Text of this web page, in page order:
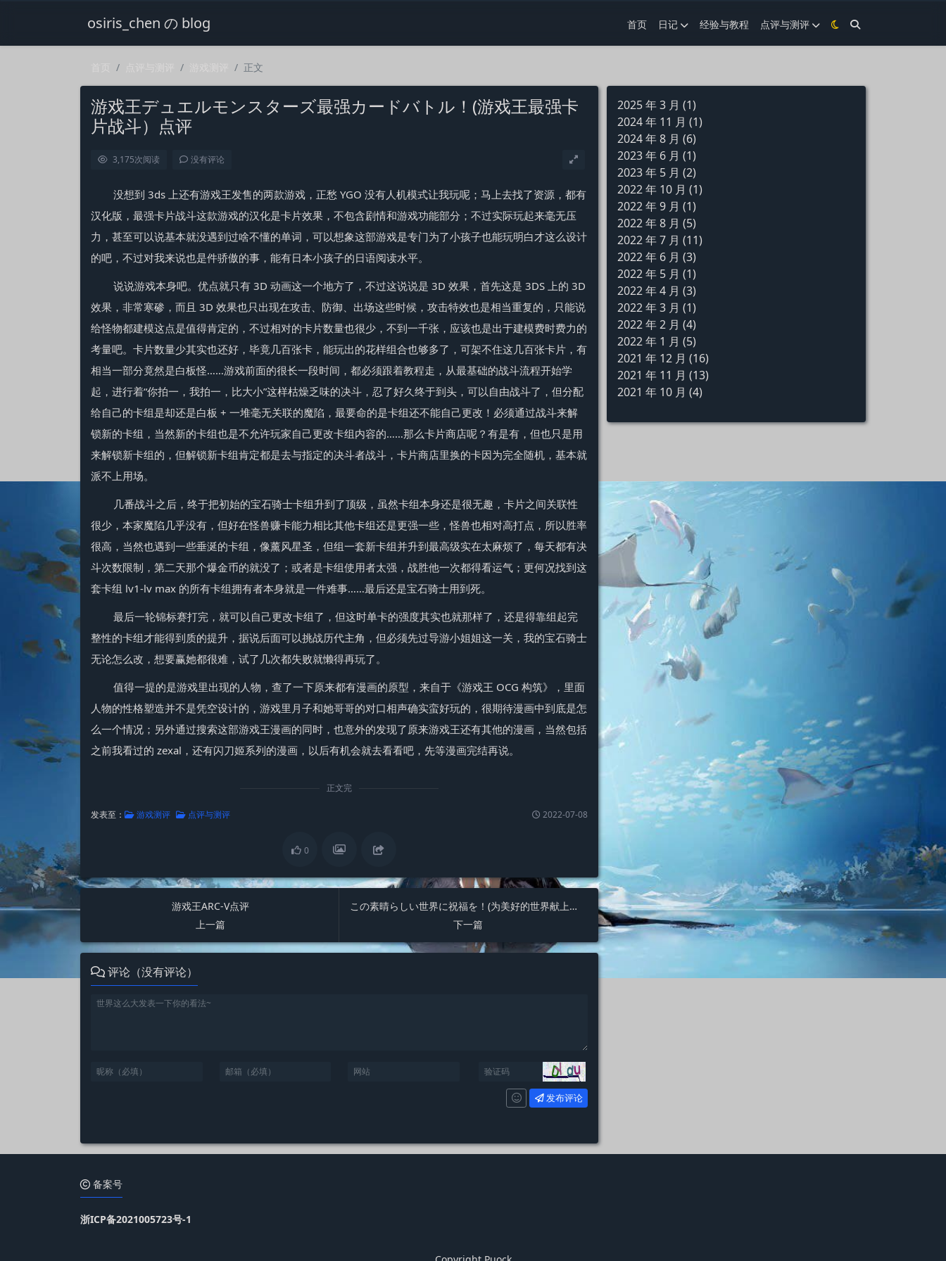
osiris_chen の blog 首页 日记 经验与教程 点评与测评
正文
游戏王デュエルモンスターズ最强カードバトル！(游戏王最强卡
片战斗）点评
3,175次阅读 没有评论
没想到 3ds 上还有游戏王发售的两款游戏，正愁 YGO 没有人机模式让我玩呢；马上去找了资源，都有
汉化版，最强卡片战斗这款游戏的汉化是卡片效果，不包含剧情和游戏功能部分；不过实际玩起来毫无压
力，甚至可以说基本就没遇到过啥不懂的单词，可以想象这部游戏是专门为了小孩子也能玩明白才这么设计
的吧，不过对我来说也是件骄傲的事，能有日本小孩子的日语阅读水平。
说说游戏本身吧。优点就只有 3D 动画这一个地方了，不过这说说是 3D 效果，首先这是 3DS 上的 3D
效果，非常寒碜，而且 3D 效果也只出现在攻击、防御、出场这些时候，攻击特效也是相当重复的，只能说
给怪物都建模这点是值得肯定的，不过相对的卡片数量也很少，不到一千张，应该也是出于建模费时费力的
考量吧。卡片数量少其实也还好，毕竟几百张卡，能玩出的花样组合也够多了，可架不住这几百张卡片，有
相当一部分竟然是白板怪……游戏前面的很长一段时间，都必须跟着教程走，从最基础的战斗流程开始学
起，进行着“你拍一，我拍一，比大小”这样枯燥乏味的决斗，忍了好久终于到头，可以自由战斗了，但分配
给自己的卡组是却还是白板 + 一堆毫无关联的魔陷，最要命的是卡组还不能自己更改！必须通过战斗来解
锁新的卡组，当然新的卡组也是不允许玩家自己更改卡组内容的……那么卡片商店呢？有是有，但也只是用
来解锁新卡组的，但解锁新卡组肯定都是去与指定的决斗者战斗，卡片商店里换的卡因为完全随机，基本就
派不上用场。
几番战斗之后，终于把初始的宝石骑士卡组升到了顶级，虽然卡组本身还是很无趣，卡片之间关联性
很少，本家魔陷几乎没有，但好在怪兽赚卡能力相比其他卡组还是更强一些，怪兽也相对高打点，所以胜率
很高，当然也遇到一些垂涎的卡组，像薰风星圣，但组一套新卡组并升到最高级实在太麻烦了，每天都有决
斗次数限制，第二天那个爆金币的就没了；或者是卡组使用者太强，战胜他一次都得看运气；更何况找到这
套卡组 lv1-lv max 的所有卡组拥有者本身就是一件难事……最后还是宝石骑士用到死。
最后一轮锦标赛打完，就可以自己更改卡组了，但这时单卡的强度其实也就那样了，还是得靠组起完
整性的卡组才能得到质的提升，据说后面可以挑战历代主角，但必须先过导游小姐姐这一关，我的宝石骑士
无论怎么改，想要赢她都很难，试了几次都失败就懒得再玩了。
值得一提的是游戏里出现的人物，查了一下原来都有漫画的原型，来自于《游戏王 OCG 构筑》，里面
人物的性格塑造并不是凭空设计的，游戏里月子和她哥哥的对口相声确实蛮好玩的，很期待漫画中到底是怎
么一个情况；另外通过搜索这部游戏王漫画的同时，也意外的发现了原来游戏王还有其他的漫画，当然包括
之前我看过的 zexal，还有闪刀姬系列的漫画，以后有机会就去看看吧，先等漫画完结再说。
正文完
发表至： 游戏测评 点评与测评 2022-07-08
0
游戏王ARC-V点评
上一篇
この素晴らしい世界に祝福を！(为美好的世界献上祝福！)点评
下一篇
评论（没有评论）
发布评论
2025 年 3 月 (1)
2024 年 11 月 (1)
2024 年 8 月 (6)
2023 年 6 月 (1)
2023 年 5 月 (2)
2022 年 10 月 (1)
2022 年 9 月 (1)
2022 年 8 月 (5)
2022 年 7 月 (11)
2022 年 6 月 (3)
2022 年 5 月 (1)
2022 年 4 月 (3)
2022 年 3 月 (1)
2022 年 2 月 (4)
2022 年 1 月 (5)
2021 年 12 月 (16)
2021 年 11 月 (13)
2021 年 10 月 (4)
备案号
浙ICP备2021005723号-1